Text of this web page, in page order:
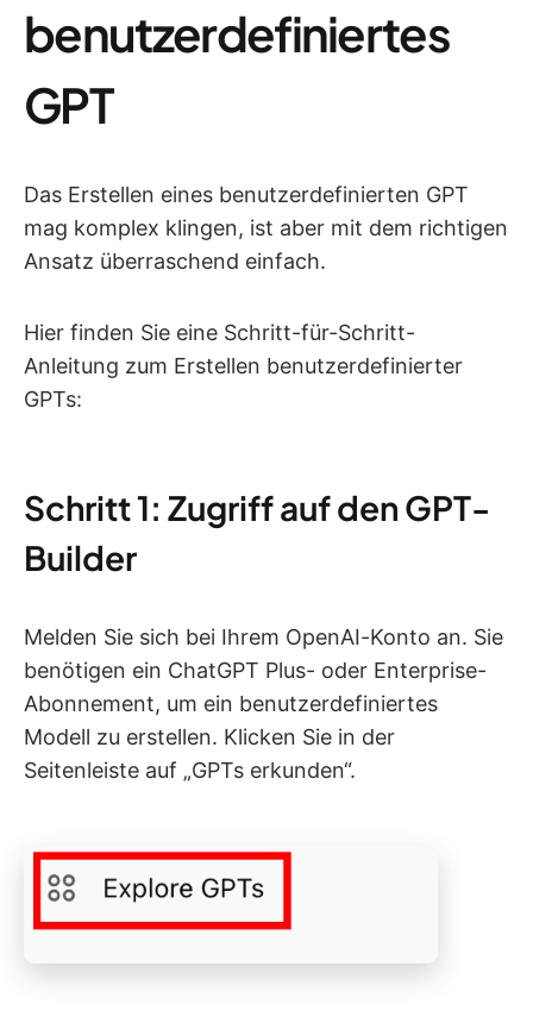
benutzerdefiniertes
GPT
Das Erstellen eines benutzerdefinierten GPT
mag komplex klingen, ist aber mit dem richtigen
Ansatz überraschend einfach.
Hier finden Sie eine Schritt-für-Schritt-
Anleitung zum Erstellen benutzerdefinierter
GPTs:
Schritt 1: Zugriff auf den GPT-
Builder
Melden Sie sich bei Ihrem OpenAI-Konto an. Sie
benötigen ein ChatGPT Plus- oder Enterprise-
Abonnement, um ein benutzerdefiniertes
Modell zu erstellen. Klicken Sie in der
Seitenleiste auf „GPTs erkunden“.